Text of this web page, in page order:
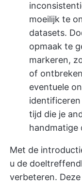
moeilijk te
datasets.
opmaak te
markeren,
of
eventuele
tijd die je
handmatige
Met de
u de
verbeteren.